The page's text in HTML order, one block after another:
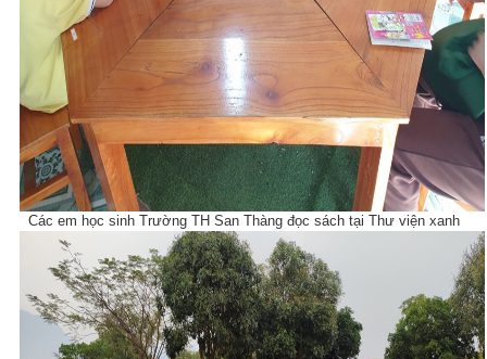
Các em học sinh Trường TH San Thàng đọc sách tại Thư viện xanh